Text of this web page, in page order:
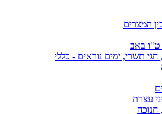
המצרים
ט"ו באב
תשרי, ימים נוראים - כללי
עצרת
חנוכה